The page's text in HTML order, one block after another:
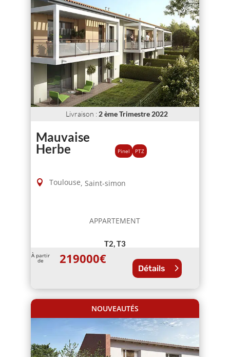
Livraison : 2 ème Trimestre 2022
Mauvaise
Herbe
Pinel PTZ
Toulouse, Saint-simon
APPARTEMENT
T2, T3
À partir
de 219000€
Détails
NOUVEAUTÉS